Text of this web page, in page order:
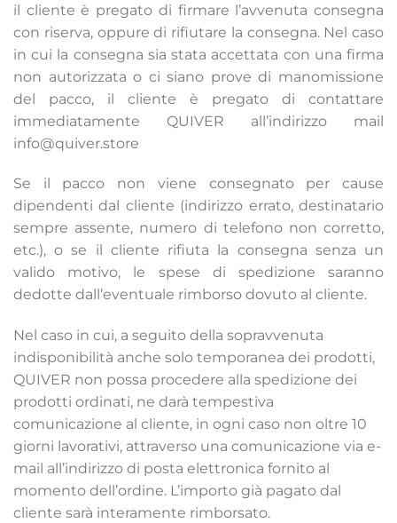
il cliente è pregato di firmare l’avvenuta consegna
con riserva, oppure di rifiutare la consegna. Nel caso
in cui la consegna sia stata accettata con una firma
non autorizzata o ci siano prove di manomissione
del pacco, il cliente è pregato di contattare
immediatamente QUIVER all’indirizzo mail
info@quiver.store
Se il pacco non viene consegnato per cause
dipendenti dal cliente (indirizzo errato, destinatario
sempre assente, numero di telefono non corretto,
etc.), o se il cliente rifiuta la consegna senza un
valido motivo, le spese di spedizione saranno
dedotte dall’eventuale rimborso dovuto al cliente.
Nel caso in cui, a seguito della sopravvenuta
indisponibilità anche solo temporanea dei prodotti,
QUIVER non possa procedere alla spedizione dei
prodotti ordinati, ne darà tempestiva
comunicazione al cliente, in ogni caso non oltre 10
giorni lavorativi, attraverso una comunicazione via e-
mail all’indirizzo di posta elettronica fornito al
momento dell’ordine. L’importo già pagato dal
cliente sarà interamente rimborsato.